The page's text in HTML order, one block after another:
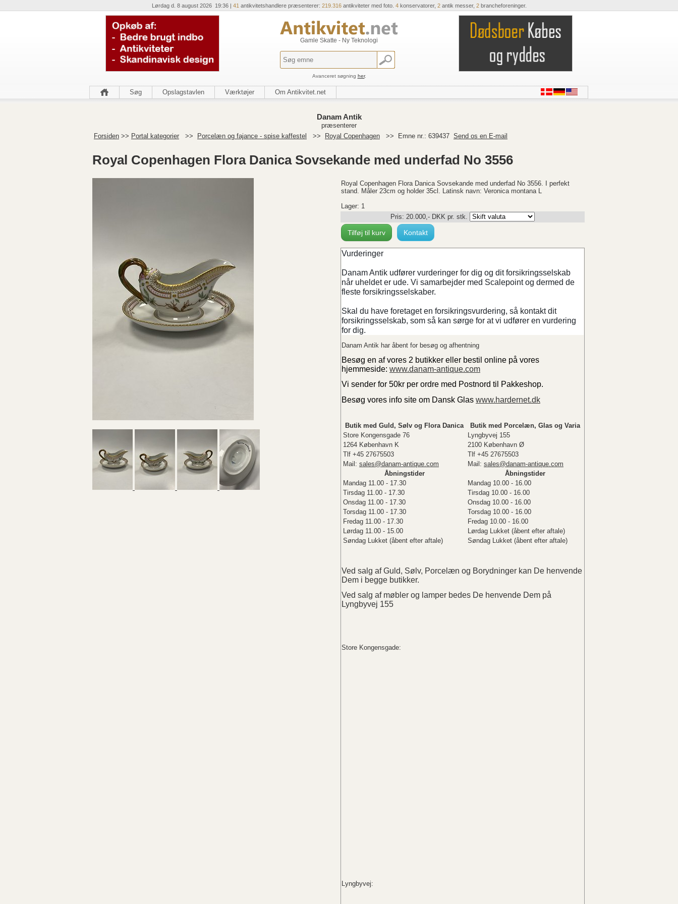
Lørdag d. 8 august 2026 19:36 | 41 antikvitetshandlere præsenterer: 219.316antikviteter med foto. 4konservatorer, 2antik messer, 2brancheforeninger.
Gamle Skatte - Ny Teknologi
Avanceret søgning her.
Søg Opslagstavlen Værktøjer Om Antikvitet.net
Danam Antik
præsenterer
Forsiden >> Portal kategorier >> Porcelæn og fajance - spise kaffestel >> Royal Copenhagen >> Emne nr.: 639437 Send os en E-mail
Royal Copenhagen Flora Danica Sovsekande med underfad No 3556
Royal Copenhagen Flora Danica Sovsekande med underfad No 3556. I perfekt
stand. Måler 23cm og holder 35cl. Latinsk navn: Veronica montana L
Lager: 1
Pris: 20.000,- DKK pr. stk.
Tilføj til kurv Kontakt
Vurderinger
Danam Antik udfører vurderinger for dig og dit forsikringsselskab
når uheldet er ude. Vi samarbejder med Scalepoint og dermed de
fleste forsikringsselskaber.
Skal du have foretaget en forsikringsvurdering, så kontakt dit
forsikringsselskab, som så kan sørge for at vi udfører en vurdering
for dig.
Danam Antik har åbent for besøg og afhentning
Besøg en af vores 2 butikker eller bestil online på vores
hjemmeside: www.danam-antique.com
Vi sender for 50kr per ordre med Postnord til Pakkeshop.
Besøg vores info site om Dansk Glas www.hardernet.dk
Butik med Guld, Sølv og Flora Danica
Butik med Porcelæn, Glas og Varia
Store Kongensgade 76
Lyngbyvej 155
1264 København K
2100 København Ø
Tlf +45 27675503
Tlf +45 27675503
Mail: sales@danam-antique.com Mail: sales@danam-antique.com
Åbningstider
Åbningstider
Mandag 11.00 - 17.30
Mandag 10.00 - 16.00
Tirsdag 11.00 - 17.30
Tirsdag 10.00 - 16.00
Onsdag 11.00 - 17.30
Onsdag 10.00 - 16.00
Torsdag 11.00 - 17.30
Torsdag 10.00 - 16.00
Fredag 11.00 - 17.30
Fredag 10.00 - 16.00
Lørdag 11.00 - 15.00
Lørdag Lukket (åbent efter aftale)
Søndag Lukket (åbent efter aftale)
Søndag Lukket (åbent efter aftale)
Ved salg af Guld, Sølv, Porcelæn og Borydninger kan De henvende
Dem i begge butikker.
Ved salg af møbler og lamper bedes De henvende Dem på
Lyngbyvej 155
Store Kongensgade:
Lyngbyvej: